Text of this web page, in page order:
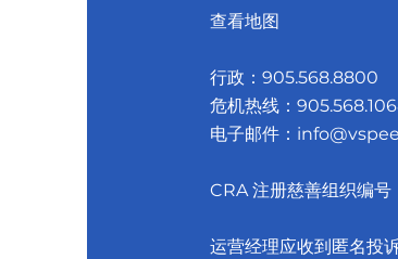
查看地图
行政： 905.568.8800
危机热线：
电子邮件：
CRA 注册慈善组织编
运营经理应收到匿名投